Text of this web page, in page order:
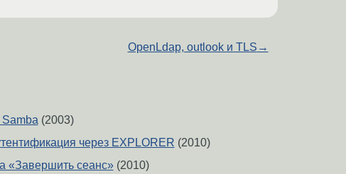
OpenLdap, outlook и TLS →
(2003)
через EXPLORER (2010)
«Завершить сеанс»(2010)